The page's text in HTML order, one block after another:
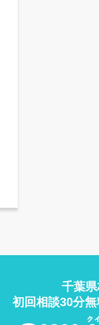
千葉
初回相談30分無